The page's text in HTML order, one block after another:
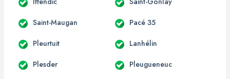
Saint-Maugan Pacé 35
Pleurtuit Lanhélin
Plesder Pleugueneuc